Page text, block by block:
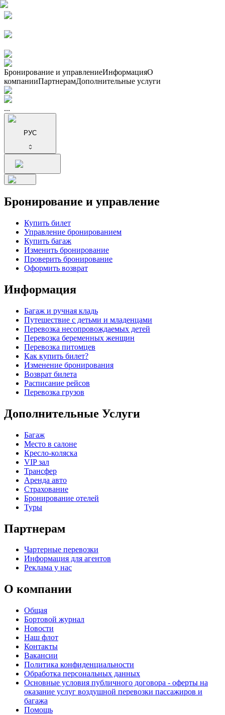
Бронирование и управлениеИнформацияО
компанииПартнерамДополнительные услуги
...
РУС
Бронирование и управление
Купить билет
Управление бронированием
Купить багаж
Изменить бронирование
Проверить бронирование
Оформить возврат
Информация
Багаж и ручная кладь
Путешествие с детьми и младенцами
Перевозка несопровождаемых детей
Перевозка беременных женщин
Перевозка питомцев
Как купить билет?
Изменение бронирования
Возврат билета
Расписание рейсов
Перевозка грузов
Дополнительные Услуги
Багаж
Место в салоне
Кресло-коляска
VIP зал
Трансфер
Аренда авто
Страхование
Бронирование отелей
Туры
Партнерам
Чартерные перевозки
Информация для агентов
Реклама у нас
О компании
Общая
Бортовой журнал
Новости
Наш флот
Контакты
Вакансии
Политика конфиденциальности
Обработка персональных данных
Основные условия публичного договора - оферты на
оказание услуг воздушной перевозки пассажиров и
багажа
Помощь